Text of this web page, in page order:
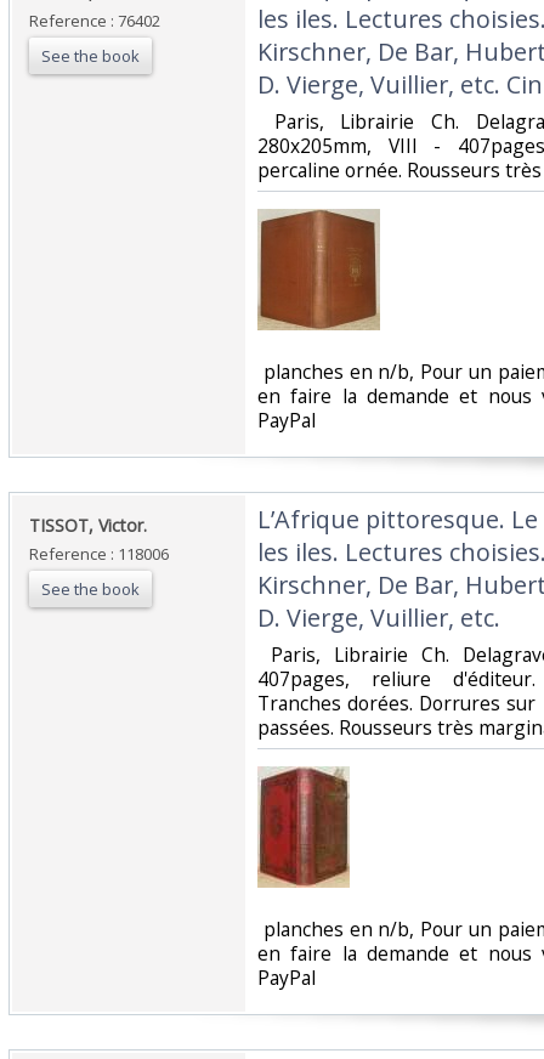
Reference : 76402
See the book
les iles. Lectures
Kirschner, De Bar,
D. Vierge, Vuillier, etc.
Paris, Librairie Ch.
280x205mm, VIII -
percaline ornée. Rousseurs
planches en n/b, Pour un
en faire la demande et nous
PayPal‎
‎TISSOT, Victor.‎
Reference : 118006
See the book
‎L’Afrique pittoresque.
les iles. Lectures
Kirschner, De Bar,
D. Vierge, Vuillier, etc.‎
Paris, Librairie Ch.
407pages, reliure
Tranches dorées. Dorrures
passées. Rousseurs très
planches en n/b, Pour un
en faire la demande et nous
PayPal‎